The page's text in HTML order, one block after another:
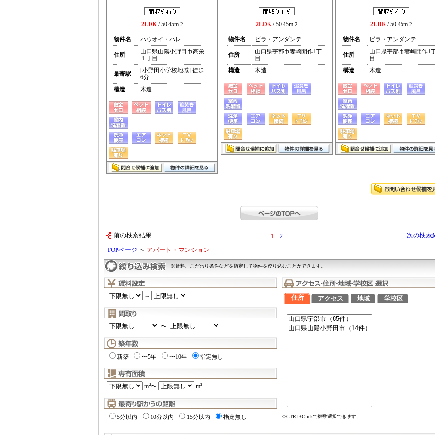
2LDK/ 50.45m 2
物件名 ハウオイ・ハレ
住所
山口県山陽小野田市高栄
１丁目
最寄駅
[小野田小学校地域] 徒歩
6分
構造
木造
2LDK/ 50.45m 2
物件名 ビラ・アンダンテ
住所
山口県宇部市妻崎開作1丁
目
構造
木造
2LDK/ 50.45m 2
物件名 ビラ・アンダンテ
住所
山口県宇部市妻崎開作1
目
構造
木造
前の検索結果 1 2 次の検索
TOPページ ＞ アパート・マンション
※賃料、こだわり条件などを指定して物件を絞り込むことができます。
～
〜
新築 〜5年 〜10年 指定無し
m2〜 m2
5分以内 10分以内 15分以内 指定無し
住所 アクセス 地域 学校区
※CTRL+Clickで複数選択できます。